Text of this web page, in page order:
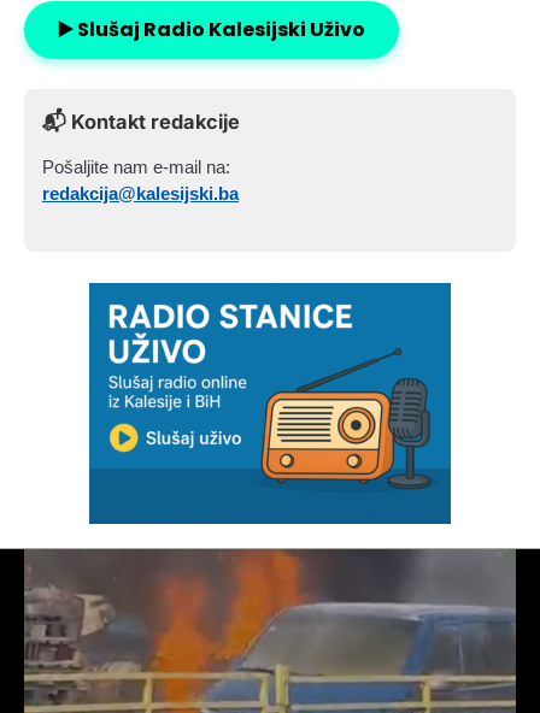
▶️ Slušaj Radio Kalesijski Uživo
📬 Kontakt redakcije
Pošaljite nam e-mail na:
redakcija@kalesijski.ba